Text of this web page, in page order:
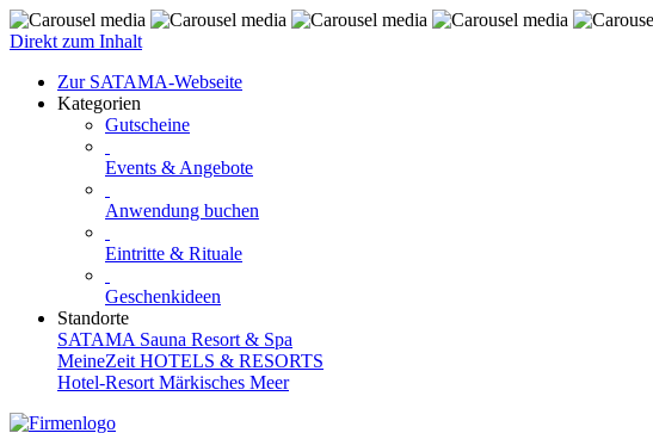
Direkt zum Inhalt
Zur SATAMA-Webseite
Kategorien
Gutscheine
Events & Angebote
Anwendung buchen
Eintritte & Rituale
Geschenkideen
Standorte
SATAMA Sauna Resort & Spa
MeineZeit HOTELS & RESORTS
Hotel-Resort Märkisches Meer